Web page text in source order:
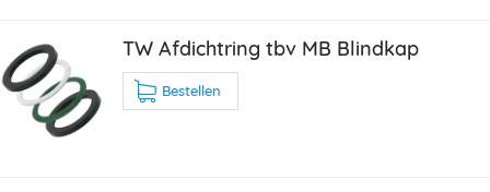
TW Afdichtring tbv MB Blindkap
Bestellen